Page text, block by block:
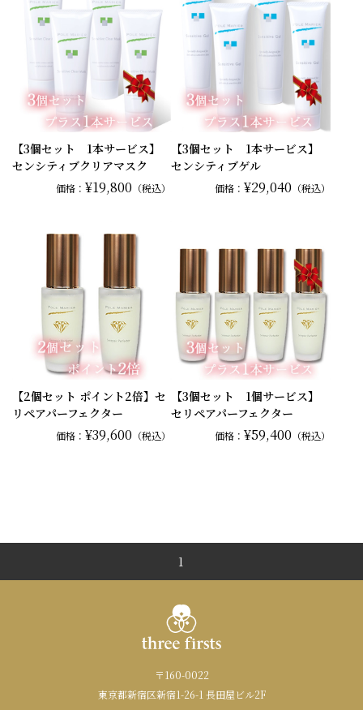
【3個セット 1本サービス】
センシティブクリアマスク
価格：¥19,800 （税込）
【3個セット 1本サービス】
センシティブゲル
価格： ¥29,040 （税込）
【2個セット ポイント2倍】セ
リペアパーフェクター
価格：¥39,600 （税込）
【3個セット 1個サービス】
セリペアパーフェクター
価格： ¥59,400 （税込）
1
〒160-0022
東京都新宿区新宿1-26-1 長田屋ビル2F